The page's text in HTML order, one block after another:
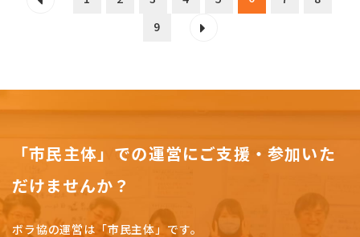
9
「市民主体」での運営にご支援・参加いた
だけませんか？
ボラ協の運営は「市民主体」です。